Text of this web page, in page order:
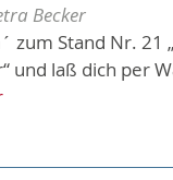
Becker
zum Stand Nr. 21
und laß dich per